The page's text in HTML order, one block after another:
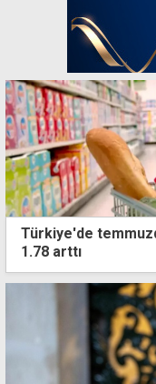
Türkiye'de
1.78 arttı